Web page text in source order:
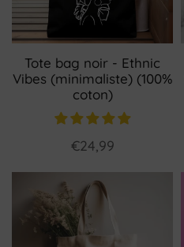
Tote bag noir - Ethnic
Vibes (minimaliste) (100%
coton)
€24,99